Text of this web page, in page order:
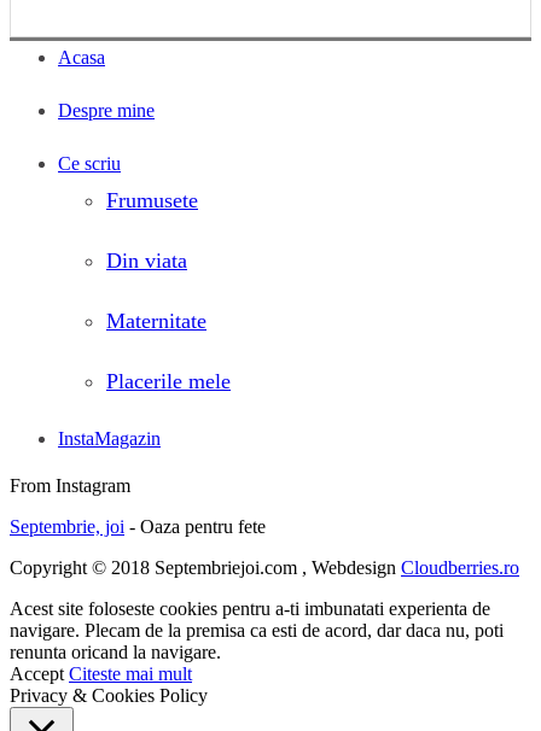
Acasa
Despre mine
Ce scriu
Frumusete
Din viata
Maternitate
Placerile mele
InstaMagazin
From Instagram
Septembrie, joi - Oaza pentru fete
Copyright © 2018 Septembriejoi.com , Webdesign Cloudberries.ro
Acest site foloseste cookies pentru a-ti imbunatati experienta de
navigare. Plecam de la premisa ca esti de acord, dar daca nu, poti
renunta oricand la navigare.
Accept Citeste mai mult
Privacy & Cookies Policy